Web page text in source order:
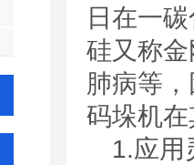
日在一
硅又称
肺病等
码垛机
1.应用